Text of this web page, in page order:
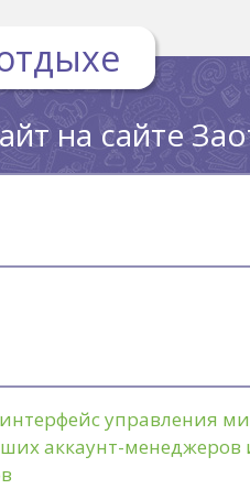
на сайте
управления
аккаунт-менеджеров